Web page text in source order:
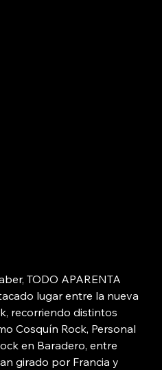
TODO APARENTA
lugar entre la nueva
recorriendo distintos
Cosquín Rock, Personal
en Baradero, entre
girado por Francia y